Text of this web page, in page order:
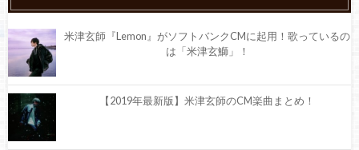
米津玄師『Lemon』がソフトバンクCMに起用！歌っているの
は「米津玄鰤」！
【2019年最新版】米津玄師のCM楽曲まとめ！